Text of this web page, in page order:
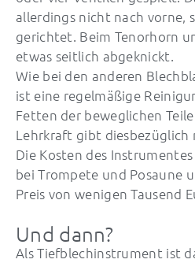
allerdings nicht nach vorne,
gerichtet. Beim Tenorhorn
etwas seitlich abgeknickt.
Wie bei den anderen
ist eine regelmäßige
Fetten der beweglichen
Lehrkraft gibt
Die Kosten des
bei Trompete und Posaune
Preis von wenigen Tausend
Und dann?
Als Tiefblechinstrument ist